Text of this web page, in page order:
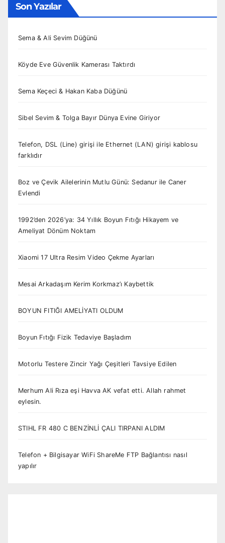
Son Yazılar
Sema & Ali Sevim Düğünü
Köyde Eve Güvenlik Kamerası Taktırdı
Sema Keçeci & Hakan Kaba Düğünü
Sibel Sevim & Tolga Bayır Dünya Evine Giriyor
Telefon, DSL (Line) girişi ile Ethernet (LAN) girişi kablosu
farklıdır
Boz ve Çevik Ailelerinin Mutlu Günü: Sedanur ile Caner
Evlendi
1992’den 2026’ya: 34 Yıllık Boyun Fıtığı Hikayem ve
Ameliyat Dönüm Noktam
Xiaomi 17 Ultra Resim Video Çekme Ayarları
Mesai Arkadaşım Kerim Korkmaz’ı Kaybettik
BOYUN FITIĞI AMELİYATI OLDUM
Boyun Fıtığı Fizik Tedaviye Başladım
Motorlu Testere Zincir Yağı Çeşitleri Tavsiye Edilen
Merhum Ali Rıza eşi Havva AK vefat etti. Allah rahmet
eylesin.
STIHL FR 480 C BENZİNLİ ÇALI TIRPANI ALDIM
Telefon + Bilgisayar WiFi ShareMe FTP Bağlantısı nasıl
yapılır